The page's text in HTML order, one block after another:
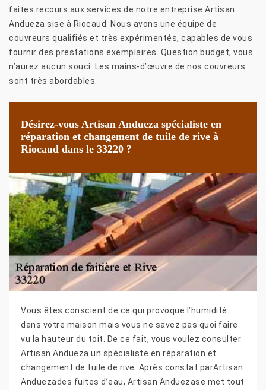
faites recours aux services de notre entreprise Artisan
Andueza sise à Riocaud. Nous avons une équipe de
couvreurs qualifiés et très expérimentés, capables de vous
fournir des prestations exemplaires. Question budget, vous
n’aurez aucun souci. Les mains-d’œuvre de nos couvreurs
sont très abordables.
Désirez-vous Artisan Andueza spécialiste en
réparation et changement de tuile de rive à
Riocaud dans le 33220 ?
Vous êtes conscient de ce qui provoque l’humidité
dans votre maison mais vous ne savez pas quoi faire
vu la hauteur du toit. De ce fait, vous voulez consulter
Artisan Andueza un spécialiste en réparation et
changement de tuile de rive. Après constat parArtisan
Anduezades fuites d’eau, Artisan Anduezase met tout